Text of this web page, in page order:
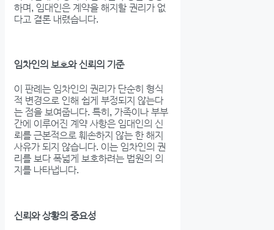
하며, 임대인은 계약을 해지할 권리가 없
다고 결론 내렸습니다.
임차인의 보호와 신뢰의 기준
이 판례는 임차인의 권리가 단순히 형식
적 변경으로 인해 쉽게 부정되지 않는다
는 점을 보여줍니다. 특히, 가족이나 부부
간에 이루어진 계약 사항은 임대인의 신
뢰를 근본적으로 훼손하지 않는 한 해지
사유가 되지 않습니다. 이는 임차인의 권
리를 보다 폭넓게 보호하려는 법원의 의
지를 나타냅니다.
신뢰와 상황의 중요성